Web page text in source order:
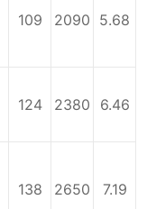
109 2090 5.68
124 2380 6.46
138 2650 7.19